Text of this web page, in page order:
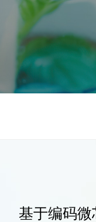
基于编码